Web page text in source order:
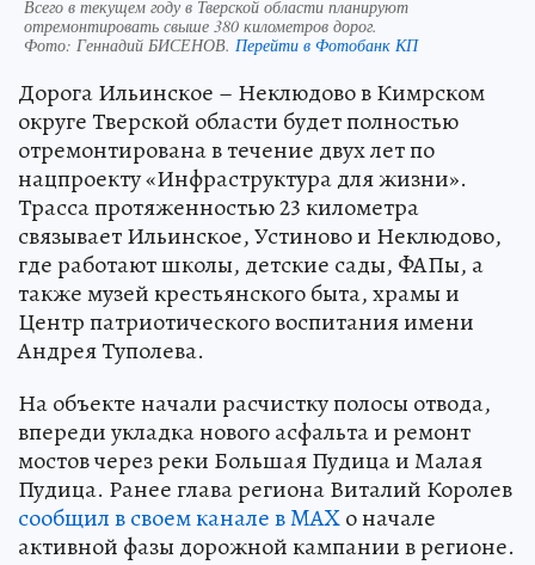
Всего в текущем году в Тверской области планируют
отремонтировать свыше 380 километров дорог.
Фото: Геннадий БИСЕНОВ. Перейти в Фотобанк КП
Дорога Ильинское – Неклюдово в Кимрском
округе Тверской области будет полностью
отремонтирована в течение двух лет по
нацпроекту «Инфраструктура для жизни».
Трасса протяженностью 23 километра
связывает Ильинское, Устиново и Неклюдово,
где работают школы, детские сады, ФАПы, а
также музей крестьянского быта, храмы и
Центр патриотического воспитания имени
Андрея Туполева.
На объекте начали расчистку полосы отвода,
впереди укладка нового асфальта и ремонт
мостов через реки Большая Пудица и Малая
Пудица. Ранее глава региона Виталий Королев
сообщил в своем канале в MAXо начале
активной фазы дорожной кампании в регионе.